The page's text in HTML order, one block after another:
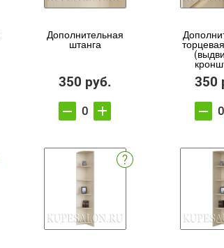
Дополнительная
штанга
350 руб. 350